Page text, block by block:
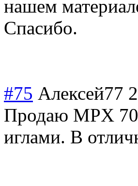
нашем
Спасибо.
#75 Алексей77
Продаю MPX
иглами. В